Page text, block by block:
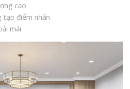
cao
tạo điểm nhấn
mái